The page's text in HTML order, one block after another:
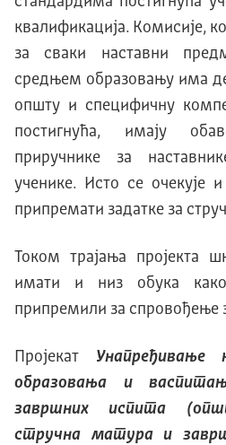
квалификација. Комисије,
за сваки наставни
средњем образовању има
општу и специфичну
постигнућа, имају
приручнике за
ученике. Исто се очекује
припремати задатке за
Током трајања пројекта
имати и низ обука
припремили за спровођење
Пројекат Унапређивање
образовања и
завршних испита
стручна матура и